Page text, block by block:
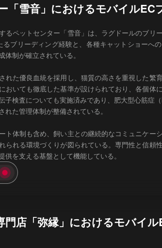
「雪音」におけるモバイルEC
るペットセンター「雪音」は、ラグドールのブリ
るブリーディング経験と、各種キャットショーへ
体制が確立されている。
れた優良血統を採用し、猫質の高さを重視した繁
おいても徹底した基準が設けられており、各個体
子検査についても実施済みであり、肥大型心筋症
れた管理体制が整備されている。
ト体制も含め、飼い主との継続的なコミュニケー
られる環境づくりが図られている。専門性と信頼
供を支える基盤として機能している。
門店「弥縁」におけるモバイ